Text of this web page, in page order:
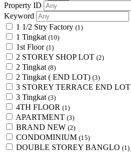
Property ID
Keyword
1 1/2 Stry Factory (1)
1 Tingkat (10)
1st Floor (1)
2 STOREY SHOP LOT (2)
2 Tingkat (8)
2 Tingkat ( END LOT) (3)
3 STOREY TERRACE END LOT
3 Tingkat (3)
4TH FLOOR (1)
APARTMENT (3)
BRAND NEW (2)
CONDOMINIUM (15)
DOUBLE STOREY BANGLO (1)